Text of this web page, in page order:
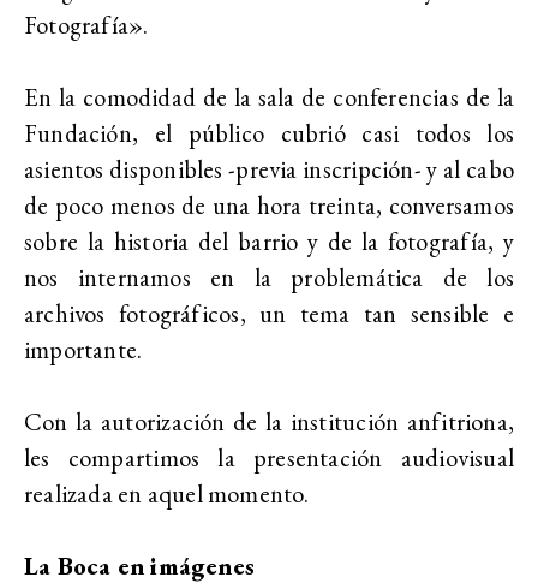
Fotografía».
En la comodidad de la sala de conferencias de la
Fundación, el público cubrió casi todos los
asientos disponibles -previa inscripción- y al cabo
de poco menos de una hora treinta, conversamos
sobre la historia del barrio y de la fotografía, y
nos internamos en la problemática de los
archivos fotográficos, un tema tan sensible e
importante.
Con la autorización de la institución anfitriona,
les compartimos la presentación audiovisual
realizada en aquel momento.
La Boca en imágenes